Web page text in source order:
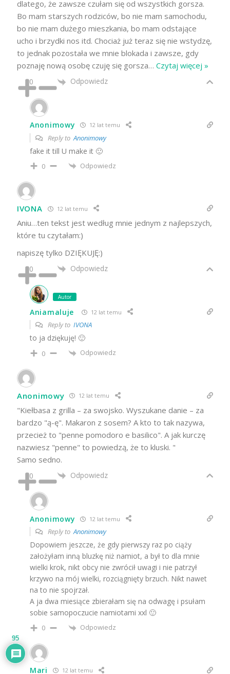
dlatego, że zawsze czułam się od wszystkich gorsza.
Bo mam starszych rodziców, bo nie mam samochodu,
bo nie mam dużego mieszkania, bo mam odstające
ucho i brzydki nos itd. Chociaż już teraz się nie wstydzę,
to jednak pozostała we mnie blokada i zawsze, gdy
poznaję nową osobę czuję się gorsza… Czytaj więcej »
0 Odpowiedz
Anonimowy 12 lat temu
Reply to Anonimowy
fake it till U make it 🙂
0 Odpowiedz
IVONA 12 lat temu
Aniu…ten tekst jest według mnie jednym z najlepszych,
które tu czytałam:)
napiszę tylko DZIĘKUJĘ:)
0 Odpowiedz
Autor
Aniamaluje 12 lat temu
Reply to IVONA
to ja dziękuję! 🙂
0 Odpowiedz
Anonimowy 12 lat temu
"Kiełbasa z grilla – za swojsko. Wyszukane danie – za
bardzo "ą-ę". Makaron z sosem? A kto to tak nazywa,
przecież to "penne pomodoro e basilico". A jak kurczę
nazwiesz "penne" to powiedzą, że to kluski. "
Samo sedno.
0 Odpowiedz
Anonimowy 12 lat temu
Reply toAnonimowy
Dopowiem jeszcze, że gdy pierwszy raz po ciąży
założyłam inną bluzkę niż namiot, a był to dla mnie
wielki krok, nikt obcy nie zwrócił uwagi i nie patrzył
krzywo na mój wielki, rozciągnięty brzuch. Nikt nawet
na to nie spojrzał.
A ja dwa miesiące zbierałam się na odwagę i psułam
sobie samopoczucie namiotami xxl 🙂
0 Odpowiedz
Mari 12 lat temu
95